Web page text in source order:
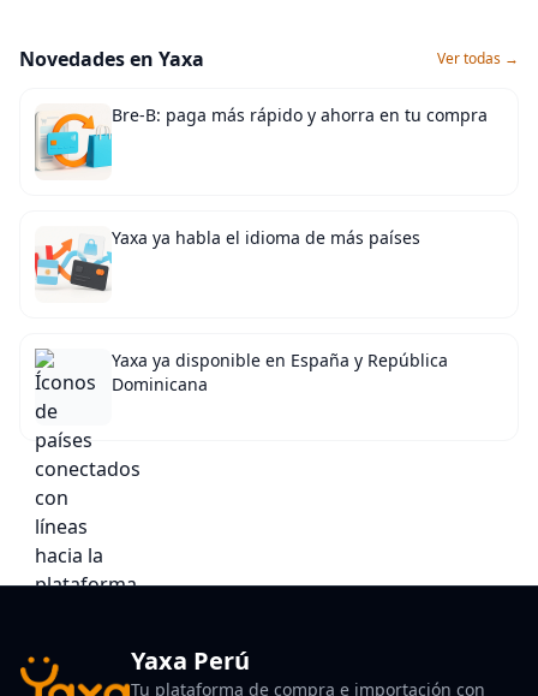
Novedades en Yaxa Ver todas →
Bre-B: paga más rápido y ahorra en tu compra
Yaxa ya habla el idioma de más países
Yaxa ya disponible en España y República
Dominicana
Yaxa Perú
Tu plataforma de compra e importación con